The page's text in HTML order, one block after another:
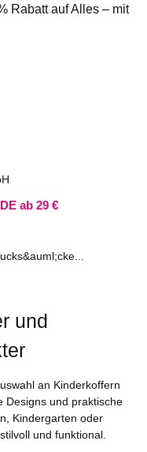
Rabatt auf Alles – mit
ab 29 €
und
an Kinderkoffern
Designs und praktische
Kindergarten oder
und funktional.